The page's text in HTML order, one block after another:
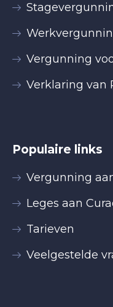
Vergunning
Verklaring van
Populaire links
Vergunning
Leges aan
Tarieven
Veelgestelde